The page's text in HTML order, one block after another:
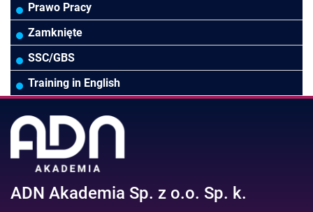
Rady Nadzorcze/Zarząd
Biura rachunkowe
TSL
Ubezpieczenia
Wodociągi/Kanalizacja
Pozostałe branże
Prawo
Podatki
Pozostałe
Zarządzanie projektami/Procesami
HR/Zarządzanie Kapitałem Ludzkim
Prawo pracy
Asystentka/Sekretarka
Efektywność osobista//Wellbeing
MS Excel/Makra/VBA
Online Power BI/Power Query/Dashboardy
MS 365/SharePoint/Bazy danych
MS Project/Word/PowerPoint
Prawo Pracy
Zamknięte
SSC/GBS
Training in English
ADN Akademia Sp. z o.o. Sp. k.